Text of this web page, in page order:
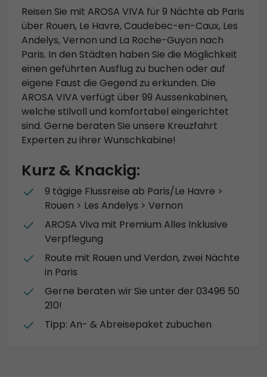
Reisen Sie mit AROSA VIVA für 9 Nächte ab Paris
über Rouen, Le Havre, Caudebec-en-Caux, Les
Andelys, Vernon und La Roche-Guyon nach
Paris. In den Städten haben Sie die Möglichkeit
einen geführten Ausflug zu buchen oder auf
eigene Faust die Gegend zu erkunden. Die
AROSA VIVA verfügt über 99 Aussenkabinen,
welche stilvoll und komfortabel eingerichtet
sind. Gerne beraten Sie unsere Kreuzfahrt
Experten zu ihrer Wunschkabine!
Kurz & Knackig:
9 tägige Flussreise ab Paris/Le Havre >
Rouen > Les Andelys > Vernon
AROSA Viva mit Premium Alles Inklusive
Verpflegung
Route mit Rouen und Verdon, zwei Nächte
in Paris
Gerne beraten wir Sie unter der 03496 50
210!
Tipp: An- & Abreisepaket zubuchen